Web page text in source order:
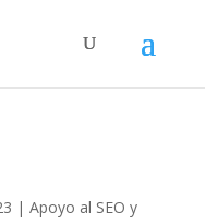
| Apoyo al SEO y